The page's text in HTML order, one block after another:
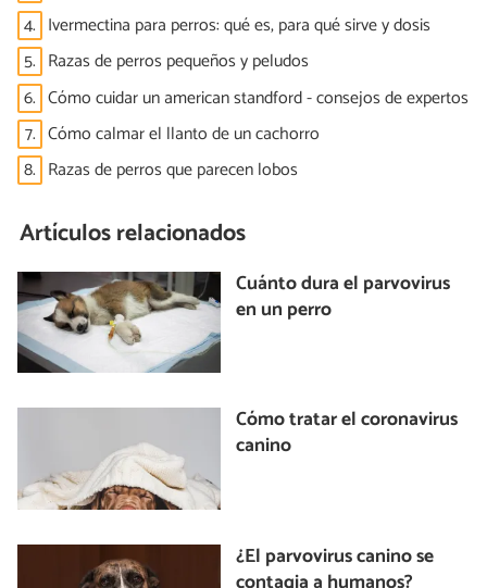
4. Ivermectina para perros: qué es, para qué sirve y dosis
5. Razas de perros pequeños y peludos
6. Cómo cuidar un american standford - consejos de expertos
7. Cómo calmar el llanto de un cachorro
8. Razas de perros que parecen lobos
Artículos relacionados
Cuánto dura el parvovirus
en un perro
Cómo tratar el coronavirus
canino
¿El parvovirus canino se